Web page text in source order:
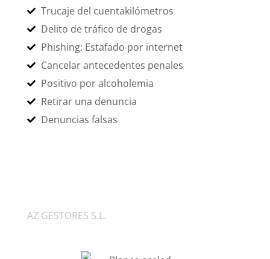
Trucaje del cuentakilómetros
Delito de tráfico de drogas
Phishing: Estafado por internet
Cancelar antecedentes penales
Positivo por alcoholemia
Retirar una denuncia
Denuncias falsas
AZ GESTORES S.L.